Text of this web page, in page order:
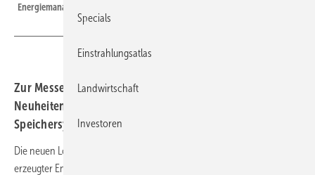
Energiemanagement.
Zur Messe in München bringen die Österreicher drei
Neuheiten: Booster mit Extension, Pro Heater plus und
Speichersystem AIO 15K. Zu sehen am Stand A2.280.
Die neuen Lösungen unterstützen die effiziente Nutzung selbst
erzeugter Energie und erweitern das Portfolio um innovative
Specials
Einstrahlungsatlas
Landwirtschaft
Investoren